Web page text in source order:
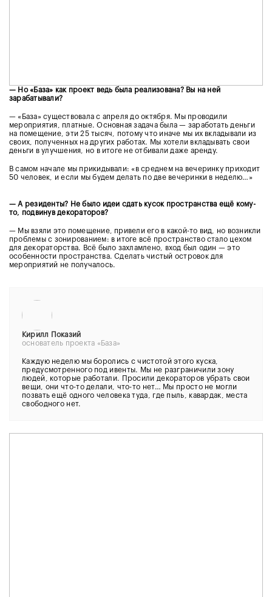
— Но «База» как проект ведь была реализована? Вы на ней
зарабатывали?
— «База» существовала с апреля до октября. Мы проводили
мероприятия, платные. Основная задача была — заработать деньги
на помещение, эти 25 тысяч, потому что иначе мы их вкладывали из
своих, полученных на других работах. Мы хотели вкладывать свои
деньги в улучшения, но в итоге не отбивали даже аренду.
В самом начале мы прикидывали: «в среднем на вечеринку приходит
50 человек, и если мы будем делать по две вечеринки в неделю…»
— А резиденты? Не было идеи сдать кусок пространства ещё кому-
то, подвинув декораторов?
— Мы взяли это помещение, привели его в какой-то вид, но возникли
проблемы с зонированием: в итоге всё пространство стало цехом
для декораторства. Всё было захламлено, вход был один — это
особенности пространства. Сделать чистый островок для
мероприятий не получалось.
Кирилл Показий
основатель проекта «База»
Каждую неделю мы боролись с чистотой этого куска,
предусмотренного под ивенты. Мы не разграничили зону
людей, которые работали. Просили декораторов убрать свои
вещи, они что-то делали, что-то нет… Мы просто не могли
позвать ещё одного человека туда, где пыль, кавардак, места
свободного нет.